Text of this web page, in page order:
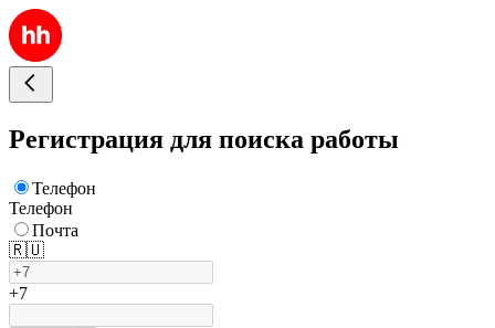
Регистрация для поиска работы
Телефон
Телефон
Почта
🇷🇺
+7